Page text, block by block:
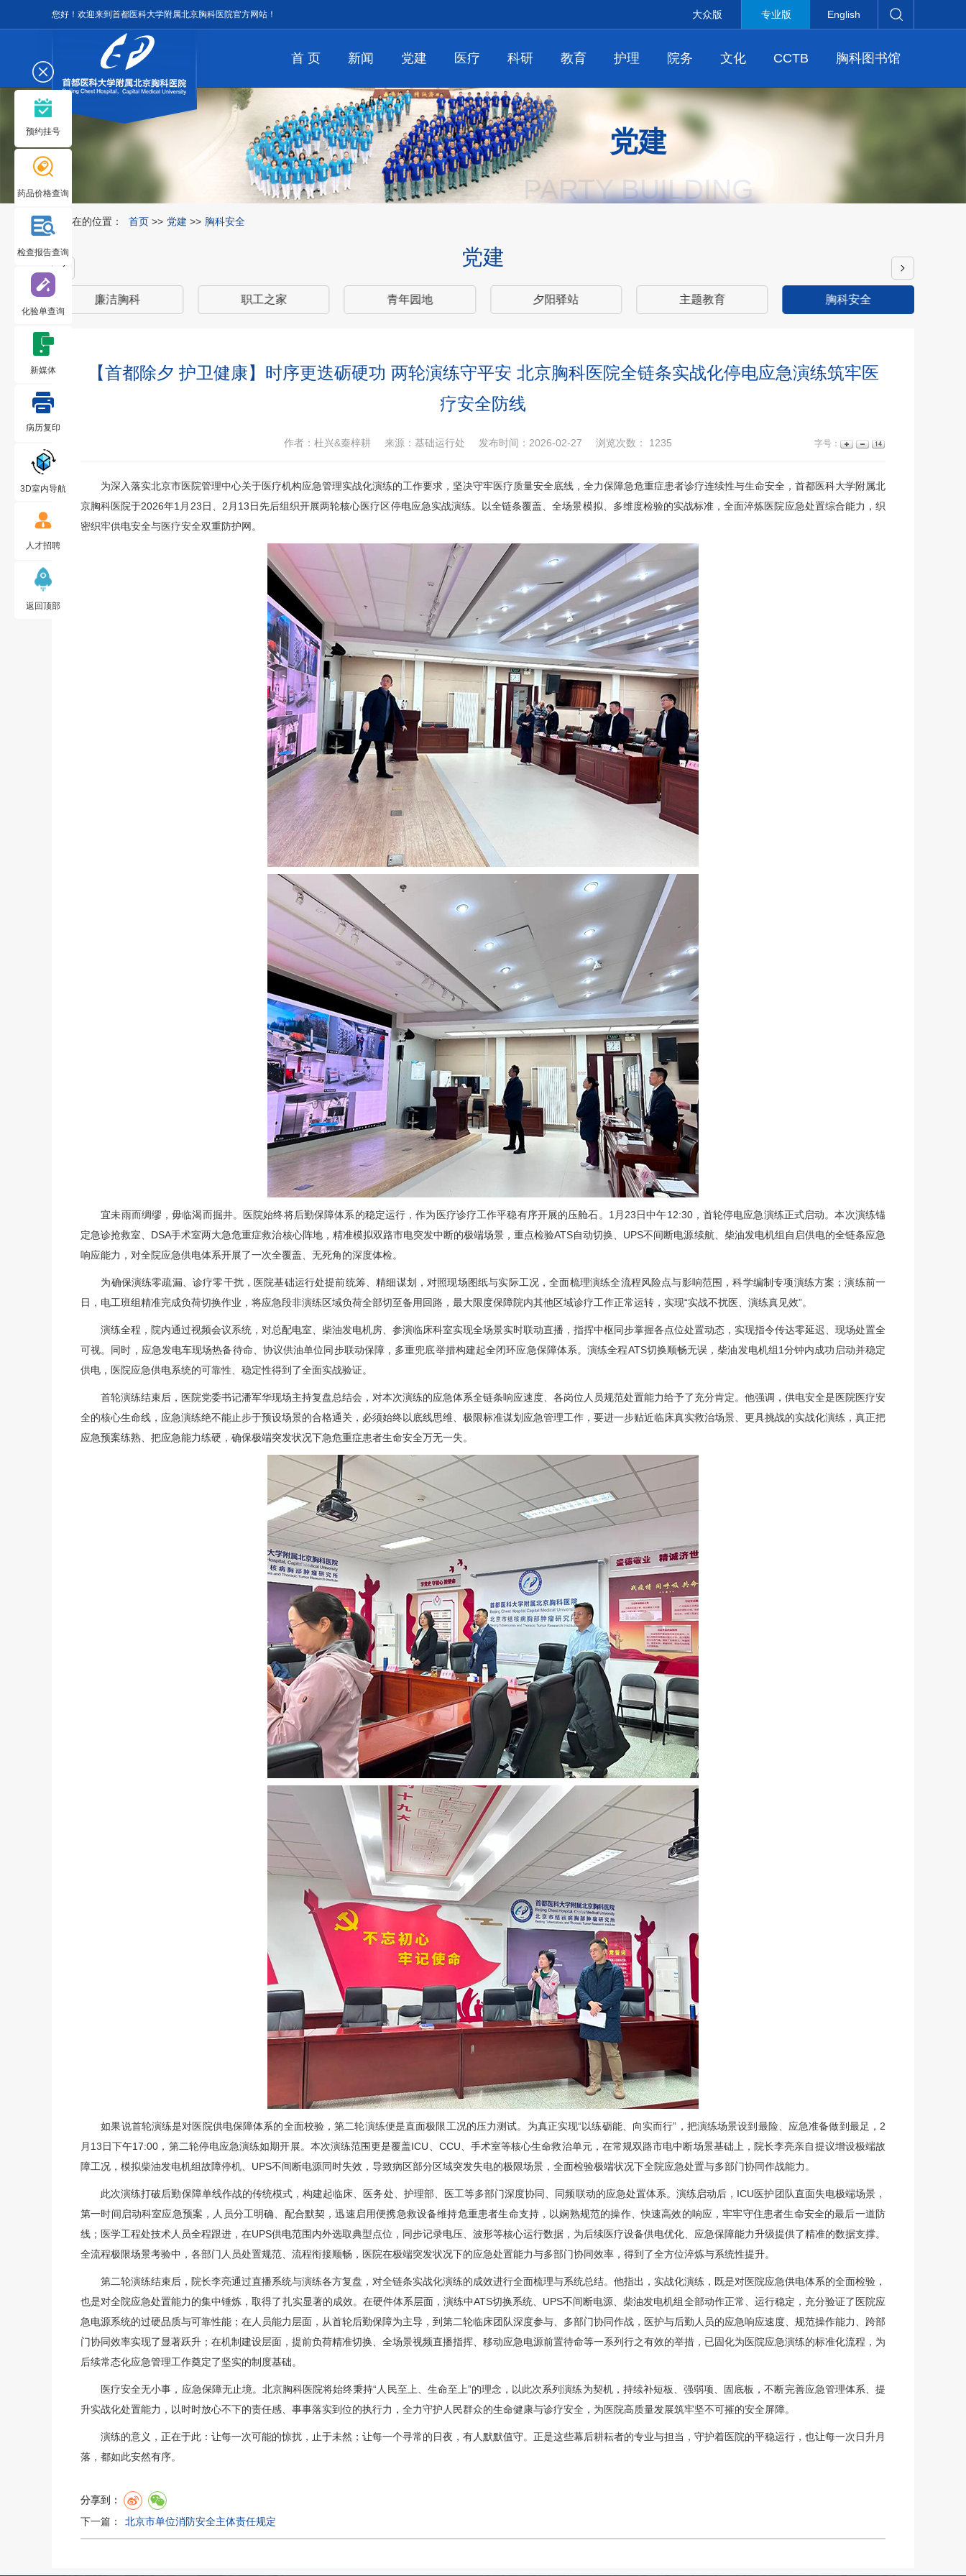
您好！欢迎来到首都医科大学附属北京胸科医院官方网站！ 大众版 专业版 English
首 页 新闻 党建 医疗 科研 教育 护理 院务 文化 CCTB 胸科图书馆
党建
PARTY BUILDING
您所在的位置： 首页 >> 党建 >> 胸科安全
党建
廉洁胸科 职工之家 青年园地 夕阳驿站 主题教育 胸科安全
【首都除夕 护卫健康】时序更迭砺硬功 两轮演练守平安 北京胸科医院全链条实战化停电应急演练筑牢医
疗安全防线
作者：杜兴&秦梓耕 来源：基础运行处 发布时间：2026-02-27 浏览次数： 1235 字号：
为深入落实北京市医院管理中心关于医疗机构应急管理实战化演练的工作要求，坚决守牢医疗质量安全底线，全力保障急危重症患者诊疗连续性与生命安全，首都医科大学附属北
京胸科医院于2026年1月23日、2月13日先后组织开展两轮核心医疗区停电应急实战演练。以全链条覆盖、全场景模拟、多维度检验的实战标准，全面淬炼医院应急处置综合能力，织
密织牢供电安全与医疗安全双重防护网。
宜未雨而绸缪，毋临渴而掘井。医院始终将后勤保障体系的稳定运行，作为医疗诊疗工作平稳有序开展的压舱石。1月23日中午12:30，首轮停电应急演练正式启动。本次演练锚
定急诊抢救室、DSA手术室两大急危重症救治核心阵地，精准模拟双路市电突发中断的极端场景，重点检验ATS自动切换、UPS不间断电源续航、柴油发电机组自启供电的全链条应急
响应能力，对全院应急供电体系开展了一次全覆盖、无死角的深度体检。
为确保演练零疏漏、诊疗零干扰，医院基础运行处提前统筹、精细谋划，对照现场图纸与实际工况，全面梳理演练全流程风险点与影响范围，科学编制专项演练方案；演练前一
日，电工班组精准完成负荷切换作业，将应急段非演练区域负荷全部切至备用回路，最大限度保障院内其他区域诊疗工作正常运转，实现“实战不扰医、演练真见效”。
演练全程，院内通过视频会议系统，对总配电室、柴油发电机房、参演临床科室实现全场景实时联动直播，指挥中枢同步掌握各点位处置动态，实现指令传达零延迟、现场处置全
可视。同时，应急发电车现场热备待命、协议供油单位同步联动保障，多重兜底举措构建起全闭环应急保障体系。演练全程ATS切换顺畅无误，柴油发电机组1分钟内成功启动并稳定
供电，医院应急供电系统的可靠性、稳定性得到了全面实战验证。
首轮演练结束后，医院党委书记潘军华现场主持复盘总结会，对本次演练的应急体系全链条响应速度、各岗位人员规范处置能力给予了充分肯定。他强调，供电安全是医院医疗安
全的核心生命线，应急演练绝不能止步于预设场景的合格通关，必须始终以底线思维、极限标准谋划应急管理工作，要进一步贴近临床真实救治场景、更具挑战的实战化演练，真正把
应急预案练熟、把应急能力练硬，确保极端突发状况下急危重症患者生命安全万无一失。
如果说首轮演练是对医院供电保障体系的全面校验，第二轮演练便是直面极限工况的压力测试。为真正实现“以练砺能、向实而行”，把演练场景设到最险、应急准备做到最足，2
月13日下午17:00，第二轮停电应急演练如期开展。本次演练范围更是覆盖ICU、CCU、手术室等核心生命救治单元，在常规双路市电中断场景基础上，院长李亮亲自提议增设极端故
障工况，模拟柴油发电机组故障停机、UPS不间断电源同时失效，导致病区部分区域突发失电的极限场景，全面检验极端状况下全院应急处置与多部门协同作战能力。
此次演练打破后勤保障单线作战的传统模式，构建起临床、 医务处 护理部 、医工等多部门深度协同、同频联动的应急处置体系。演练启动后，ICU医护团队直面失电极端场景，
第一时间启动科室应急预案，人员分工明确、配合默契，迅速启用便携急救设备维持危重患者生命支持，以娴熟规范的操作、快速高效的响应，牢牢守住患者生命安全的最后一道防
线；医学工程处技术人员全程跟进，在UPS供电范围内外选取典型点位，同步记录电压、波形等核心运行数据，为后续医疗设备供电优化、应急保障能力升级提供了精准的数据支撑。
全流程极限场景考验中，各部门人员处置规范、流程衔接顺畅，医院在极端突发状况下的应急处置能力与多部门协同效率，得到了全方位淬炼与系统性提升。
第二轮演练结束后，院长李亮通过直播系统与演练各方复盘，对全链条实战化演练的成效进行全面梳理与系统总结。他指出，实战化演练，既是对医院应急供电体系的全面检验，
也是对全院应急处置能力的集中锤炼，取得了扎实显著的成效。在硬件体系层面，演练中ATS切换系统、UPS不间断电源、柴油发电机组全部动作正常、运行稳定，充分验证了医院应
急电源系统的过硬品质与可靠性能；在人员能力层面，从首轮后勤保障为主导，到第二轮临床团队深度参与、多部门协同作战，医护与后勤人员的应急响应速度、规范操作能力、跨部
门协同效率实现了显著跃升；在机制建设层面，提前负荷精准切换、全场景视频直播指挥、移动应急电源前置待命等一系列行之有效的举措，已固化为医院应急演练的标准化流程，为
后续常态化应急管理工作奠定了坚实的制度基础。
医疗安全无小事，应急保障无止境。北京胸科医院将始终秉持“人民至上、生命至上”的理念，以此次系列演练为契机，持续补短板、强弱项、固底板，不断完善应急管理体系、提
升实战化处置能力，以时时放心不下的责任感、事事落实到位的执行力，全力守护人民群众的生命健康与诊疗安全，为医院高质量发展筑牢坚不可摧的安全屏障。
演练的意义，正在于此：让每一次可能的惊扰，止于未然；让每一个寻常的日夜，有人默默值守。正是这些幕后耕耘者的专业与担当，守护着医院的平稳运行，也让每一次日升月
落，都如此安然有序。
分享到：
下一篇： 北京市单位消防安全主体责任规定
预约挂号
药品价格查询
检查报告查询
化验单查询
新媒体
病历复印
3D室内导航
人才招聘
返回顶部